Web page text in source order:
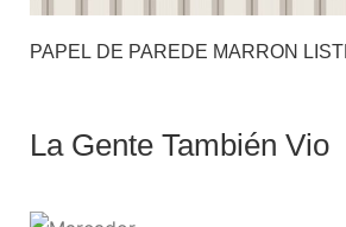
PAPEL DE PAREDE MARRON
La Gente También Vio